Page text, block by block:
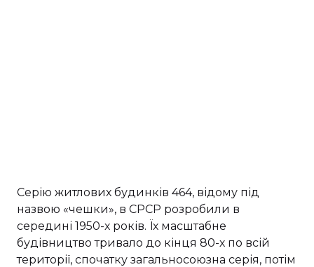
Серію житлових будинків 464, відому під
назвою «чешки», в СРСР розробили в
середині 1950-х років. Їх масштабне
будівництво тривало до кінця 80-х по всій
території, спочатку загальносоюзна серія, потім